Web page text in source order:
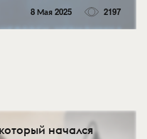
8 Мая 2025 2197
начался